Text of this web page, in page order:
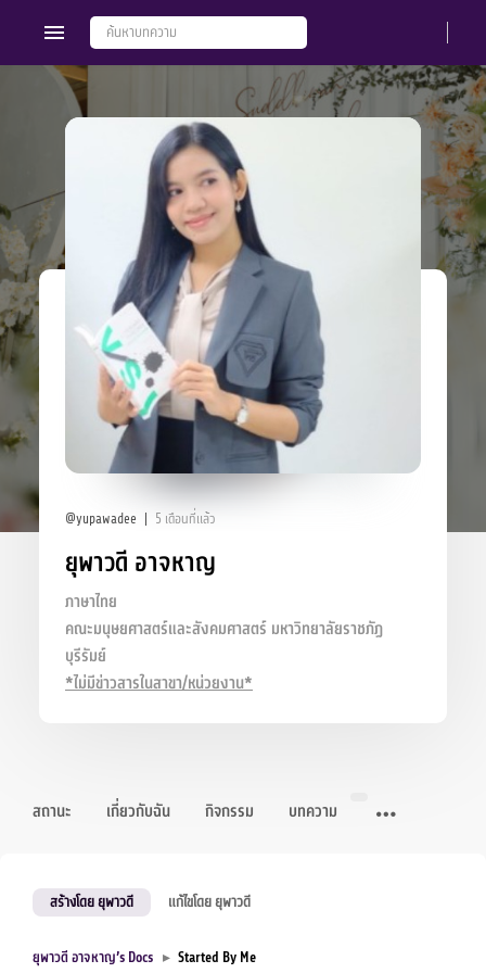
@yupawadee 5 เดือนที่แล้ว
ยุพาวดี อาจหาญ
ภาษาไทย
คณะมนุษยศาสตร์และสังคมศาสตร์ มหาวิทยาลัยราชภัฏ
บุรีรัมย์
*ไม่มีข่าวสารในสาขา/หน่วยงาน*
สถานะ เกี่ยวกับฉัน กิจกรรม บทความ
สร้างโดย ยุพาวดี แก้ไขโดย ยุพาวดี
ยุพาวดี อาจหาญ’s Docs ▸ Started By Me
Groups